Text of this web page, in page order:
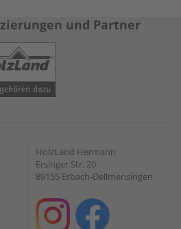
und Partner
HolzLand Hermann
Ersinger Str. 20
89155 Erbach-Dellmensingen